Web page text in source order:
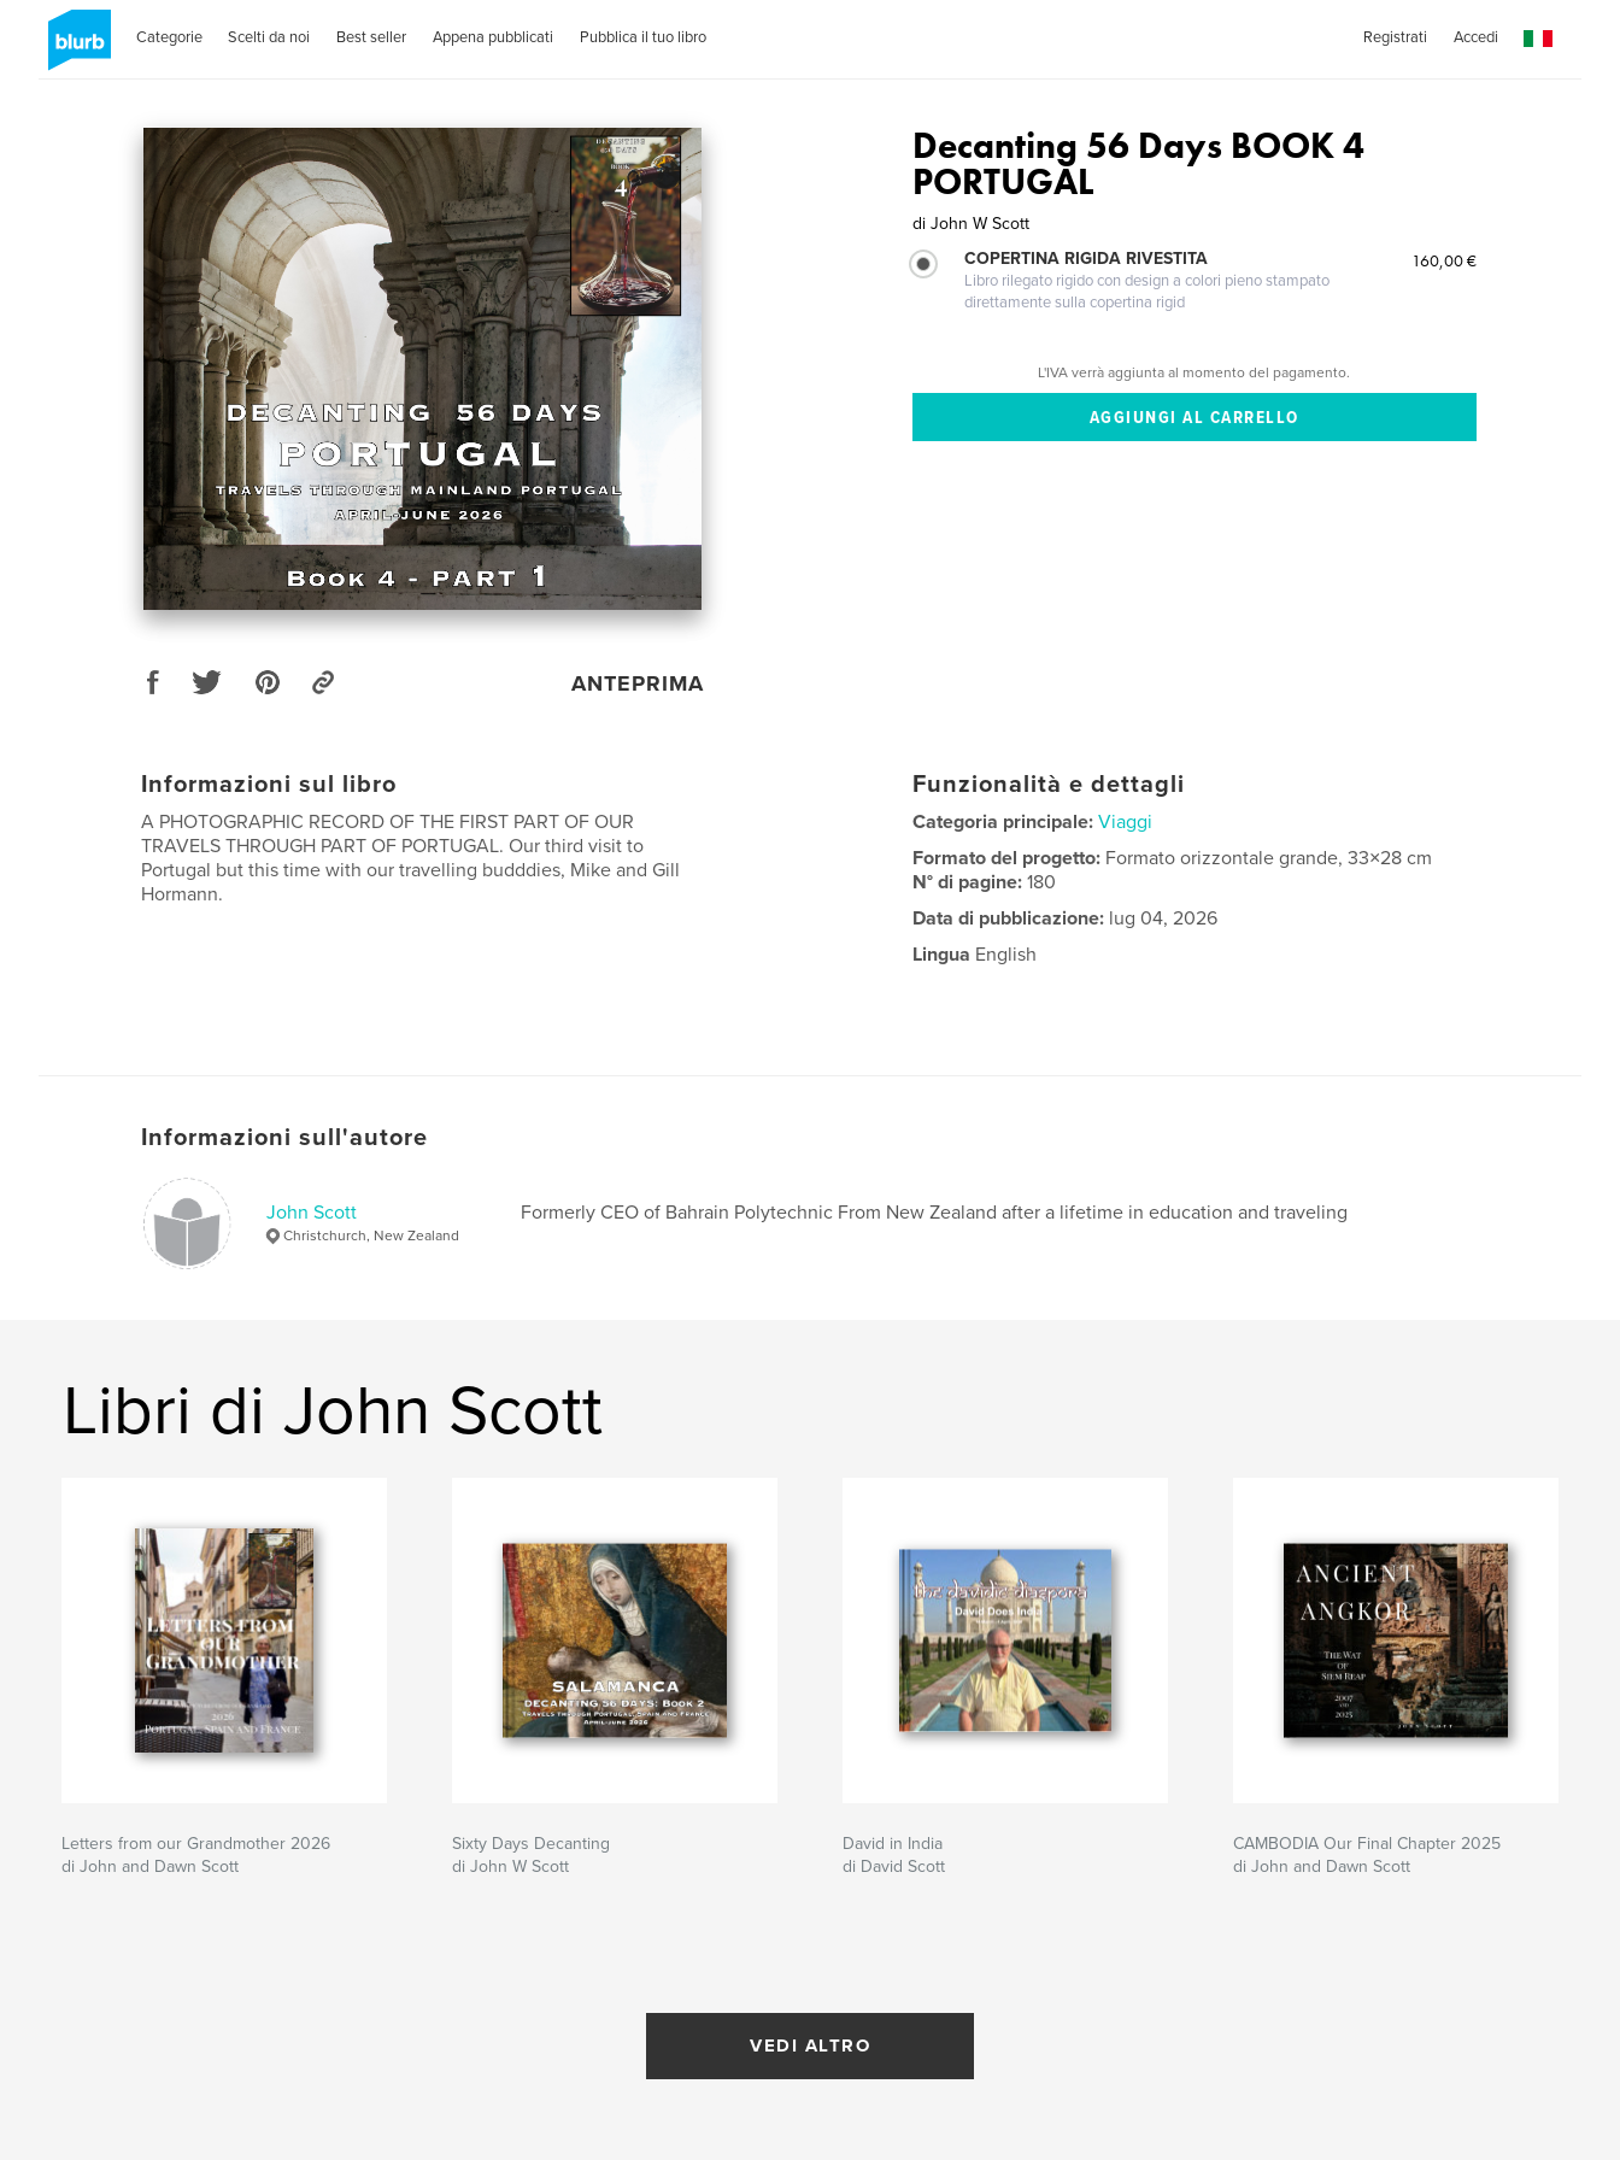
Categorie Scelti da noi Best seller Appena pubblicati Pubblica il tuo libro Registrati Accedi
ANTEPRIMA
Decanting 56 Days BOOK 4
PORTUGAL
di John W Scott
COPERTINA RIGIDA RIVESTITA
Libro rilegato rigido con design a colori pieno stampato
direttamente sulla copertina rigid
160,00 €
L'IVA verrà aggiunta al momento del pagamento.
Informazioni sul libro
A PHOTOGRAPHIC RECORD OF THE FIRST PART OF OUR
TRAVELS THROUGH PART OF PORTUGAL. Our third visit to
Portugal but this time with our travelling budddies, Mike and Gill
Hormann.
Funzionalità e dettagli
Categoria principale: Viaggi
Formato del progetto: Formato orizzontale grande, 33×28 cm
N° di pagine:180
Data di pubblicazione: lug 04, 2026
Lingua English
Informazioni sull'autore
John Scott
Christchurch, New Zealand
Formerly CEO of Bahrain Polytechnic From New Zealand after a lifetime in education and traveling
Libri di John Scott
Letters from our Grandmother 2026
di John and Dawn Scott
Sixty Days Decanting
di John W Scott
David in India
di David Scott
CAMBODIA Our Final Chapter 2025
di John and Dawn Scott
VEDI ALTRO